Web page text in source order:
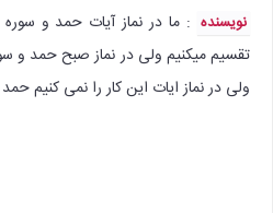
نویسنده : ما در نماز آیات حمد و
تقسیم میکنیم ولی در نماز صبح حمد و
ولی در نماز ایات این کار را نمی کنیم‌